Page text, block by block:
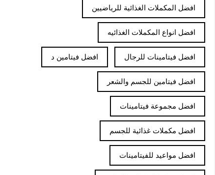
افضل المكملات الغذائية للرياضيين
افضل انواع المكملات الغذائيه
افضل فيتامينات للرجال افضل فيتامين د
افضل فيتامين للجسم والشعر
افضل مجموعة فيتامينات
افضل مكملات غذائية للجسم
افضل مواعيد للفيتامينات